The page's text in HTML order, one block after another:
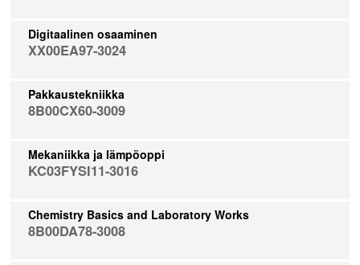
Digitaalinen osaaminen
XX00EA97-3024
Pakkaustekniikka
8B00CX60-3009
Mekaniikka ja lämpöoppi
KC03FYSI11-3016
Chemistry Basics and Laboratory Works
8B00DA78-3008